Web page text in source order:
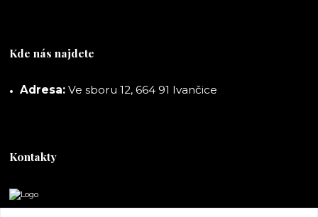
Kde nás najdete
Adresa: Ve sboru 12, 664 91 Ivančice
Kontakty